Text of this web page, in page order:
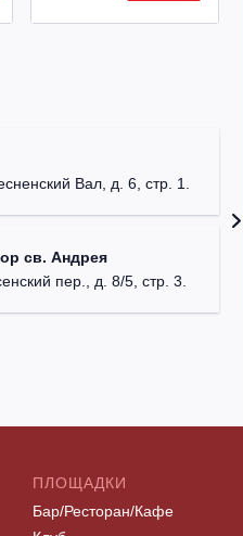
Вал, д. 6, стр. 1.
св. Андрея
пер., д. 8/5, стр. 3.
ПЛОЩАДКИ
Бар/Ресторан/Кафе